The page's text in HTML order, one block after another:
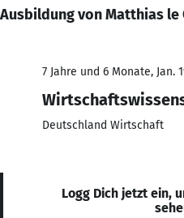
Ausbildung von Matthias le
7 Jahre und 6 Monate, Jan.
Deutschland Wirtschaft
Logg Dich jetzt ein,